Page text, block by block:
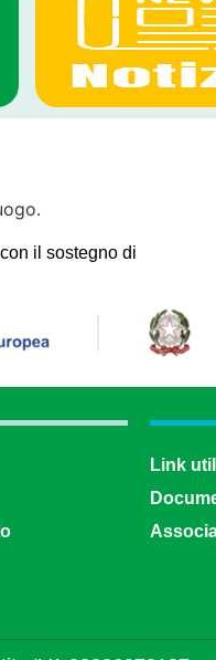
il sostegno di
Link